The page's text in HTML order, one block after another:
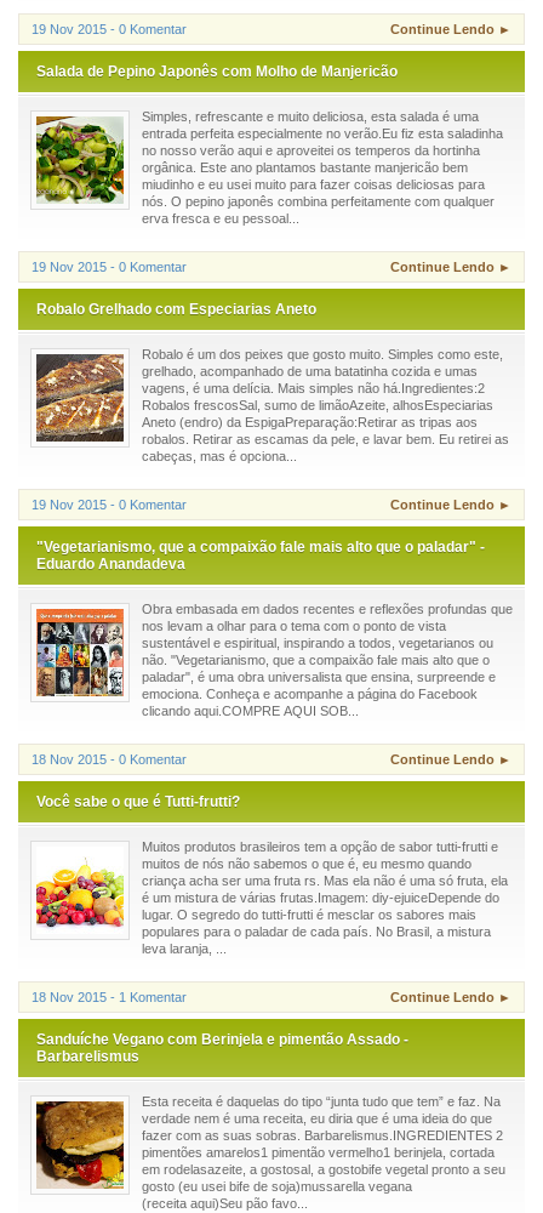
19 Nov 2015 - 0 Komentar Continue Lendo ►
Salada de Pepino Japonês com Molho de Manjericão
Simples, refrescante e muito deliciosa, esta salada é uma
entrada perfeita especialmente no verão.Eu fiz esta saladinha
no nosso verão aqui e aproveitei os temperos da hortinha
orgânica. Este ano plantamos bastante manjericão bem
miudinho e eu usei muito para fazer coisas deliciosas para
nós. O pepino japonês combina perfeitamente com qualquer
erva fresca e eu pessoal...
19 Nov 2015 - 0 Komentar Continue Lendo ►
Robalo Grelhado com Especiarias Aneto
Robalo é um dos peixes que gosto muito. Simples como este,
grelhado, acompanhado de uma batatinha cozida e umas
vagens, é uma delícia. Mais simples não há.Ingredientes:2
Robalos frescosSal, sumo de limãoAzeite, alhosEspeciarias
Aneto (endro) da EspigaPreparação:Retirar as tripas aos
robalos. Retirar as escamas da pele, e lavar bem. Eu retirei as
cabeças, mas é opciona...
19 Nov 2015 - 0 Komentar Continue Lendo ►
"Vegetarianismo, que a compaixão fale mais alto que o paladar" -
Eduardo Anandadeva
Obra embasada em dados recentes e reflexões profundas que
nos levam a olhar para o tema com o ponto de vista
sustentável e espiritual, inspirando a todos, vegetarianos ou
não. "Vegetarianismo, que a compaixão fale mais alto que o
paladar", é uma obra universalista que ensina, surpreende e
emociona. Conheça e acompanhe a página do Facebook
clicando aqui.COMPRE AQUI SOB...
18 Nov 2015 - 0 Komentar Continue Lendo ►
Você sabe o que é Tutti-frutti?
Muitos produtos brasileiros tem a opção de sabor tutti-frutti e
muitos de nós não sabemos o que é, eu mesmo quando
criança acha ser uma fruta rs. Mas ela não é uma só fruta, ela
é um mistura de várias frutas.Imagem: diy-ejuiceDepende do
lugar. O segredo do tutti-frutti é mesclar os sabores mais
populares para o paladar de cada país. No Brasil, a mistura
leva laranja, ...
18 Nov 2015 - 1 Komentar Continue Lendo ►
Sanduíche Vegano com Berinjela e pimentão Assado -
Barbarelismus
Esta receita é daquelas do tipo “junta tudo que tem” e faz. Na
verdade nem é uma receita, eu diria que é uma ideia do que
fazer com as suas sobras. Barbarelismus.INGREDIENTES 2
pimentões amarelos1 pimentão vermelho1 berinjela, cortada
em rodelasazeite, a gostosal, a gostobife vegetal pronto a seu
gosto (eu usei bife de soja)mussarella vegana
(receita aqui)Seu pão favo...